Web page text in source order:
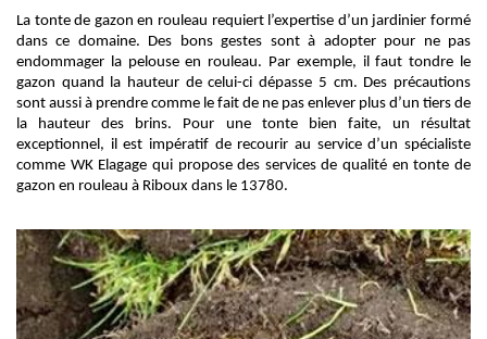
La tonte de gazon en rouleau requiert l’expertise d’un jardinier formé
dans ce domaine. Des bons gestes sont à adopter pour ne pas
endommager la pelouse en rouleau. Par exemple, il faut tondre le
gazon quand la hauteur de celui-ci dépasse 5 cm. Des précautions
sont aussi à prendre comme le fait de ne pas enlever plus d’un tiers de
la hauteur des brins. Pour une tonte bien faite, un résultat
exceptionnel, il est impératif de recourir au service d’un spécialiste
comme WK Elagage qui propose des services de qualité en tonte de
gazon en rouleau à Riboux dans le 13780.